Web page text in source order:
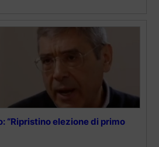
“Ripristino elezione di primo